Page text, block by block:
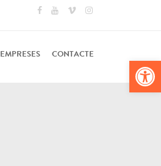
EMPRESES CONTACTE